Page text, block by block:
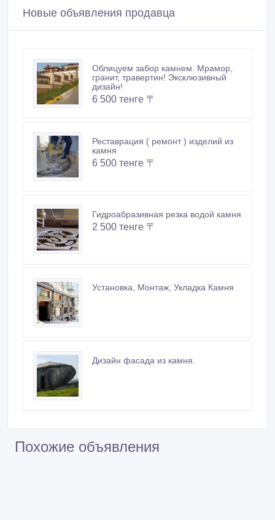
Новые объявления продавца
Облицуем забор камнем. Мрамор,
гранит, травертин! Эксклюзивный
дизайн!
6 500 тенге 〒
Реставрация ( ремонт ) изделий из
камня
6 500 тенге 〒
Гидроабразивная резка водой камня
2 500 тенге 〒
Установка, Монтаж, Укладка Камня
Дизайн фасада из камня.
Похожие объявления